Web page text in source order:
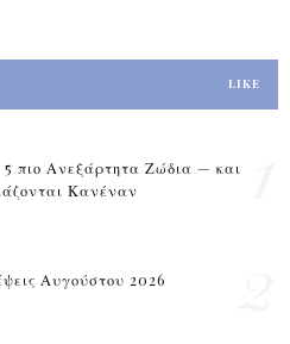
LIKE
πιο Ανεξάρτητα Ζώδια — και
Κανέναν
Αυγούστου 2026